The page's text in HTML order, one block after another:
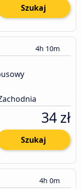
Szukaj
4h 10m
34 zł
Szukaj
4h 0m